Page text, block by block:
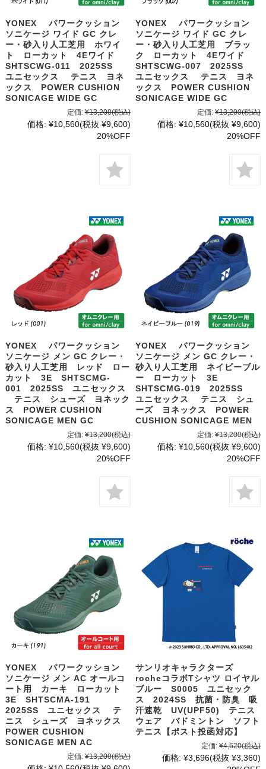
YONEX パワークッション
ソニケージ ワイド GC クレ
ー・砂入り人工芝用 ホワイ
ト ローカット 4Eワイド
SHTSCWG-011 2025SS
ユニセックス テニス ヨネ
ックス POWER CUSHION
SONICAGE WIDE GC
定価: ¥13,200(税込)
価格: ¥10,560(税抜 ¥9,600)
20%OFF
YONEX パワークッション
ソニケージ ワイド GC クレ
ー・砂入り人工芝用 ブラッ
ク ローカット 4Eワイド
SHTSCWG-007 2025SS
ユニセックス テニス ヨネ
ックス POWER CUSHION
SONICAGE WIDE GC
定価: ¥13,200(税込)
価格: ¥10,560(税抜 ¥9,600)
20%OFF
YONEX パワークッション
ソニケージ メン GC クレー・
砂入り人工芝用 レッド ロー
カット 3E SHTSCMG-
001 2025SS ユニセックス
テニス シューズ ヨネック
ス POWER CUSHION
SONICAGE MEN GC
定価: ¥13,200(税込)
価格: ¥10,560(税抜 ¥9,600)
20%OFF
YONEX パワークッション
ソニケージ メン GC クレー・
砂入り人工芝用 ネイビーブル
ー ローカット 3E
SHTSCMG-019 2025SS
ユニセックス テニス シュ
ーズ ヨネックス POWER
CUSHION SONICAGE MEN
定価: ¥13,200(税込)
価格: ¥10,560(税抜 ¥9,600)
20%OFF
YONEX パワークッション
ソニケージ メン AC オールコ
ート用 カーキ ローカット
3E SHTSCMA-191
2025SS ユニセックス テ
ニス シューズ ヨネックス
POWER CUSHION
SONICAGE MEN AC
定価: ¥13,200(税込)
サンリオキャラクターズ
rocheコラボTシャツ ロイヤル
ブルー S0005 ユニセック
ス 2024SS 抗菌・防臭 吸
汗速乾 UV(UPF50) テニス
ウェア バドミントン ソフト
テニス【ポスト投函対応】
定価: ¥4,620(税込)
価格: ¥3,696(税抜 ¥3,360)